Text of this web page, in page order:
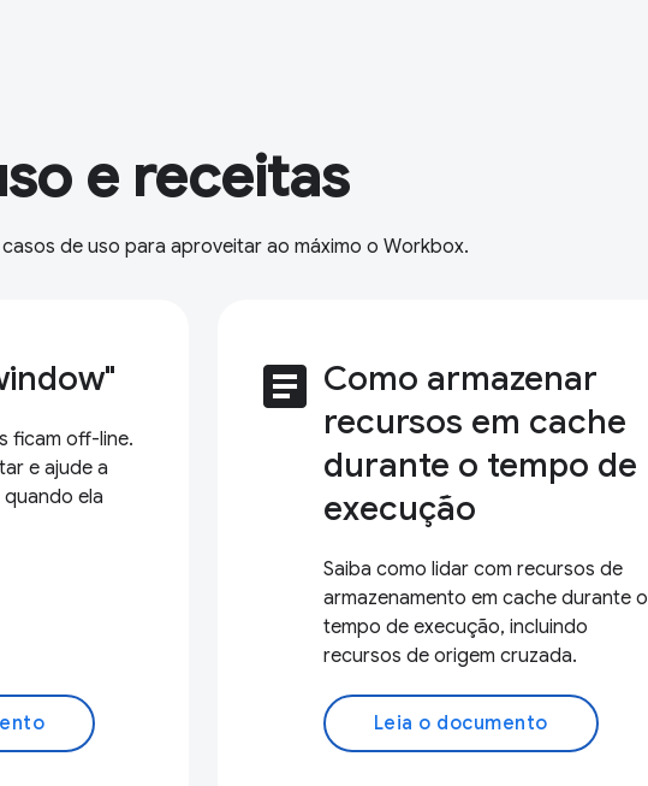
e receitas
de uso para aproveitar ao máximo o Workbox.
ficam off-line.
e ajude a
ela
article Como armazenar
recursos em cache
durante o tempo de
execução
Saiba como lidar com recursos de
armazenamento em cache durante o
tempo de execução, incluindo
recursos de origem cruzada.
Leia o documento